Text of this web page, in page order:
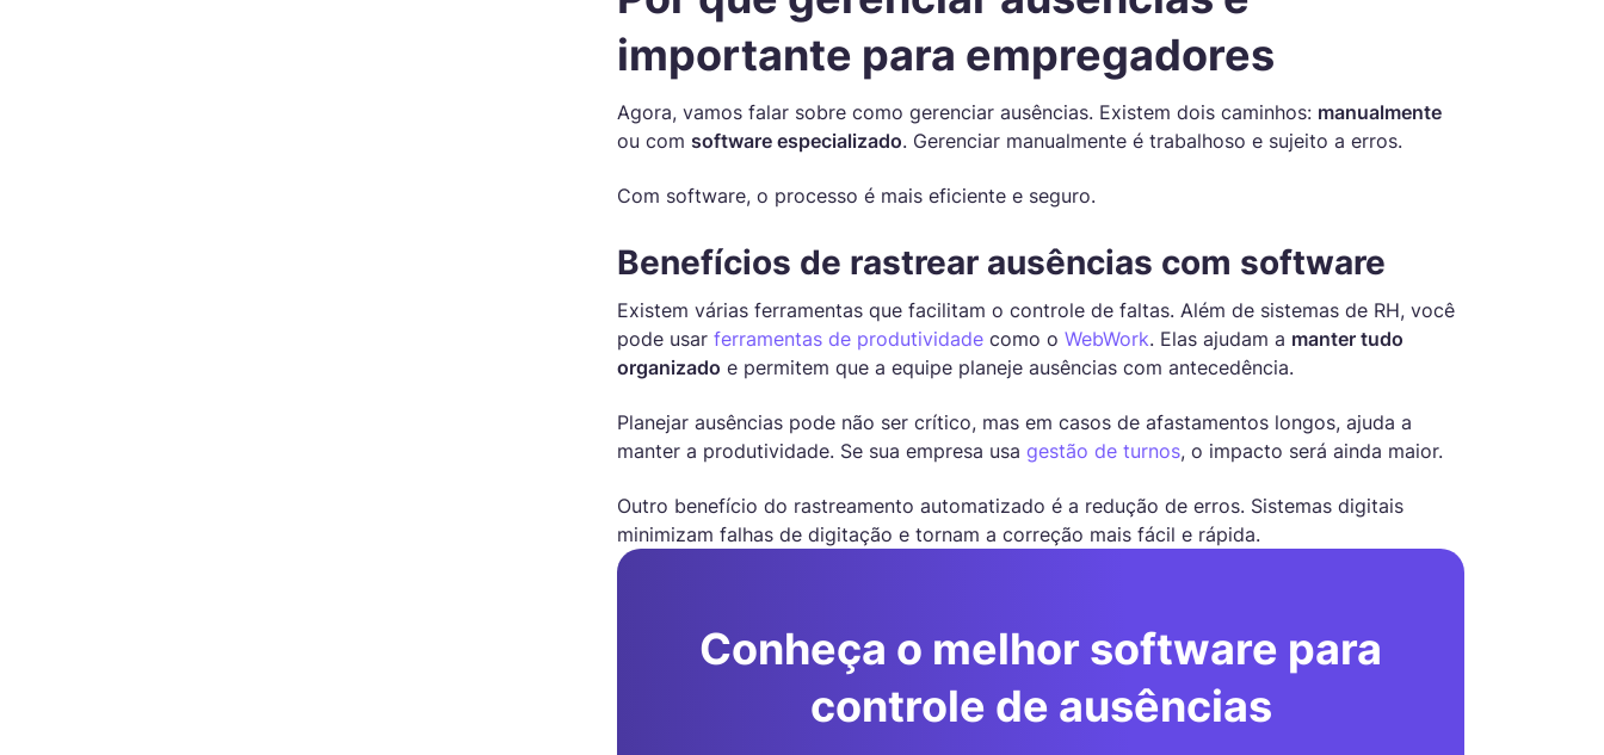
importante para empregadores
Agora, vamos falar sobre como gerenciar ausências. Existem dois caminhos: manualmente
ou com software especializado. Gerenciar manualmente é trabalhoso e sujeito a erros.
Com software, o processo é mais eficiente e seguro.
Benefícios de rastrear ausências com software
Existem várias ferramentas que facilitam o controle de faltas. Além de sistemas de RH, você
pode usar ferramentas de produtividade como o WebWork. Elas ajudam a manter tudo
organizado e permitem que a equipe planeje ausências com antecedência.
Planejar ausências pode não ser crítico, mas em casos de afastamentos longos, ajuda a
manter a produtividade. Se sua empresa usa gestão de turnos, o impacto será ainda maior.
Outro benefício do rastreamento automatizado é a redução de erros. Sistemas digitais
minimizam falhas de digitação e tornam a correção mais fácil e rápida.
Conheça o melhor software para
controle de ausências